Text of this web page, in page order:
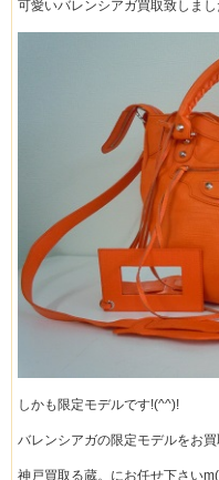
可愛いバレンシアガ買取致しま
しかも限定モデルです!(^^)!
バレンシアガの限定モデルをお
神戸買取る蔵。にお任せ下さい